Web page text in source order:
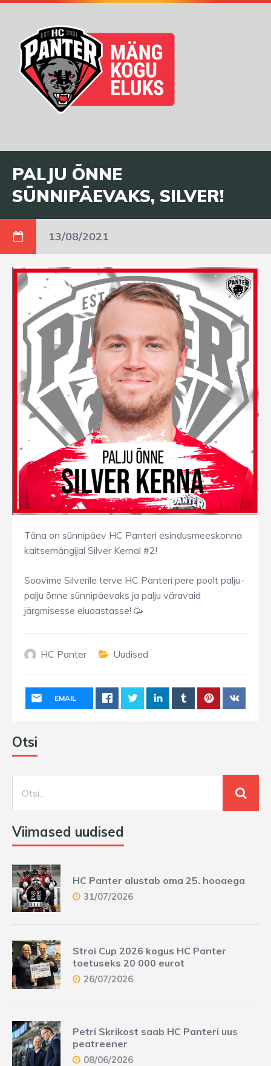
PALJU ÕNNE
SÜNNIPÄEVAKS, SILVER!
13/08/2021
Täna on sünnipäev HC Panteri esindusmeeskonna
kaitsemängijal Silver Kernal #2!
Soovime Silverile terve HC Panteri pere poolt palju-
palju õnne sünnipäevaks ja palju väravaid
järgmisesse eluaastasse! 🥳
HC Panter Uudised
EMAIL
Otsi
Viimased uudised
HC Panter alustab oma 25. hooaega
31/07/2026
Stroi Cup 2026 kogus HC Panter
toetuseks 20 000 eurot
26/07/2026
Petri Skrikost saab HC Panteri uus
peatreener
08/06/2026